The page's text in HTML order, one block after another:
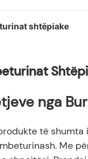
shtëpiake
të mbeturinave
Shndërrimi i
e Kostove dhe
nga
të
Me